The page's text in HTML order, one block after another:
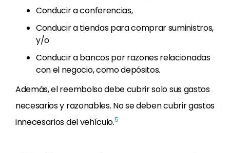
Conducir a conferencias,
Conducir a tiendas para comprar suministros,
y/o
Conducir a bancos por razones relacionadas
con el negocio, como depósitos.
Además, el reembolso debe cubrir solo sus gastos
necesarios y razonables. No se deben cubrir gastos
innecesarios del vehículo.5